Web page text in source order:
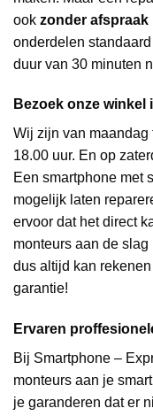
ook zonder afspraak
onderdelen
duur van 30 minuten
Bezoek onze winkel
Wij zijn van maandag
18.00 uur. En op
Een smartphone met
mogelijk laten
ervoor dat het direct
monteurs aan de
dus altijd kan
garantie!
Ervaren
Bij Smartphone –
monteurs aan je
je garanderen dat er